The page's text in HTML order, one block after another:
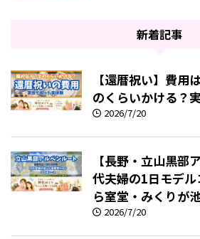
新着記事
【還暦祝い】費用
のくらいかける？
2026/7/20
【長野・立山黒部
代夫婦の1日モデ
ら室堂・みくりが
2026/7/20